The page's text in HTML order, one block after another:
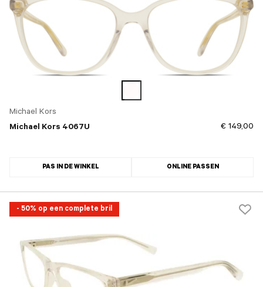
Michael Kors
Michael Kors 4067U
€ 149,00
PAS IN DE WINKEL ONLINE PASSEN
- 50% op een complete bril